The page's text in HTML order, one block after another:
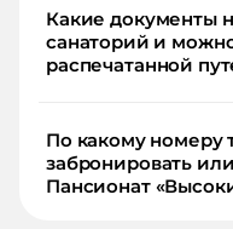
Какие документы
санаторий и
распечатанной
По какому номеру
забронировать
Пансионат